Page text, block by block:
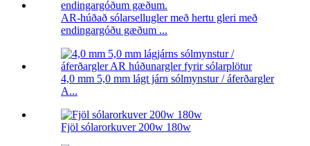
AR-húðað sólarsellugler með hertu gleri með
endingargóðu gæðum ...
4,0 mm 5,0 mm lágt járn sólmynstur / áferðargler
A...
Fjöl sólarorkuver 200w 180w